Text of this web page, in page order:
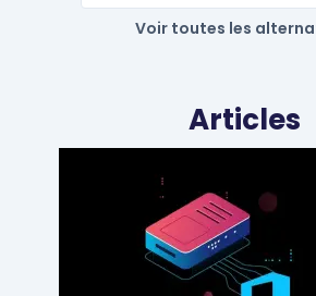
Voir toutes les
Articles